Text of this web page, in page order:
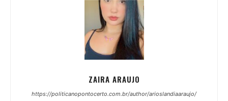
ZAIRA ARAUJO
https://politicanopontocerto.com.br/author/arioslandiaaraujo/